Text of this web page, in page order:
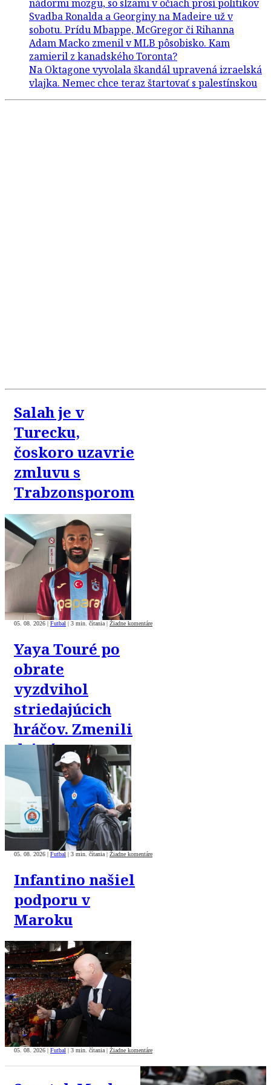
Salah je v
Turecku,
čoskoro uzavrie
zmluvu s
Trabzonsporom
05. 08. 2026 | Futbal | 3 min. čítania | Žiadne komentáre
Yaya Touré po
obrate
vyzdvihol
striedajúcich
hráčov. Zmenili
dej zápasu
05. 08. 2026 | Futbal | 3 min. čítania | Žiadne komentáre
Infantino našiel
podporu v
Maroku
05. 08. 2026 Futbal 3 min. čítania Žiadne komentáre